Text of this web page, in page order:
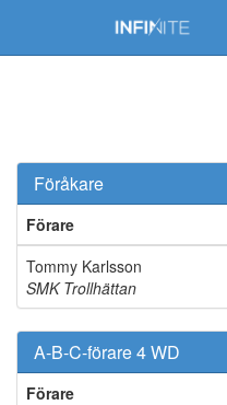
Föråkare
Förare
Tommy Karlsson
SMK Trollhättan
A-B-C-förare 4 WD
Förare